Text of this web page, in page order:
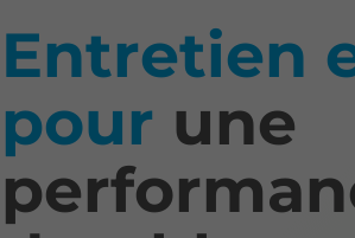
Entretien
pour une